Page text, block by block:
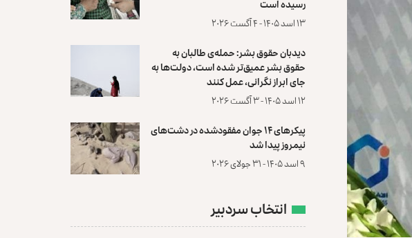
رسیده است
۱۳ اسد ۱۴۰۵ - ۴ آگست ۲۰۲۶
دیدبان حقوق بشر: حمله‌ی طالبان به
حقوق بشر عمیق‌تر شده است، دولت‌ها به
جای ابراز نگرانی، عمل کنند
۱۲ اسد ۱۴۰۵ - ۳ آگست ۲۰۲۶
پیکرهای ۱۴ جوان مفقودشده در دشت‌های
نیمروز پیدا شد
۹ اسد ۱۴۰۵ - ۳۱ جولای ۲۰۲۶
انتخاب سردبیر